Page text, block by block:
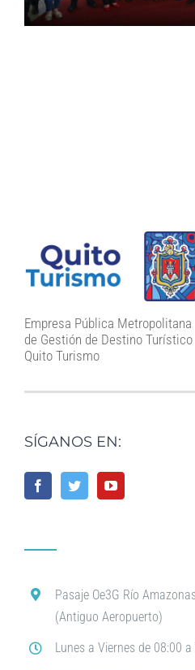
Empresa Pública Metropolitana
de Gestión de Destino Turístico
Quito Turismo
SÍGANOS EN:
Pasaje Oe3G Río
(Antiguo Aeropuerto)
Lunes a Viernes de 08:00 a